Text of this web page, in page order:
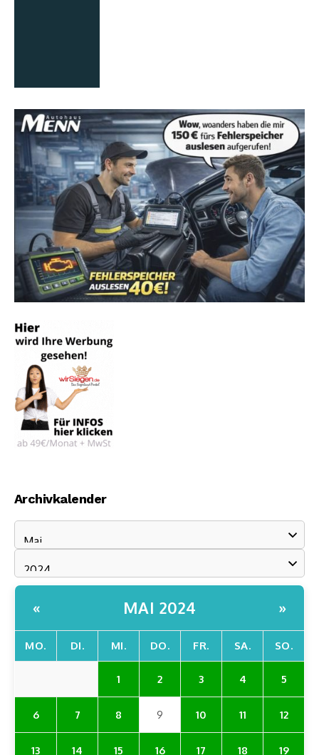
Archivkalender
« MAI 2024 »
MO. DI. MI. DO. FR. SA. SO.
1 2 3 4 5
6 7 8 9 10 11 12
13 14 15 16 17 18 19